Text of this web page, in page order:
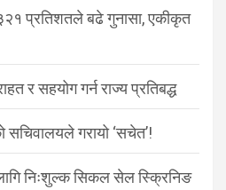
३२१ प्रतिशतले बढे गुनासा, एकीकृत
र सहयोग गर्न राज्य प्रतिबद्ध
सचिवालयले गरायो ‘सचेत’!
निःशुल्क सिकल सेल स्क्रिनिङ